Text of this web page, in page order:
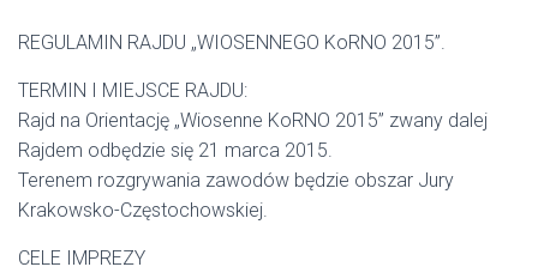
REGULAMIN RAJDU „WIOSENNEGO KoRNO 2015”.
TERMIN I MIEJSCE RAJDU:
Rajd na Orientację „Wiosenne KoRNO 2015” zwany dalej
Rajdem odbędzie się 21 marca 2015.
Terenem rozgrywania zawodów będzie obszar Jury
Krakowsko-Częstochowskiej.
CELE IMPREZY